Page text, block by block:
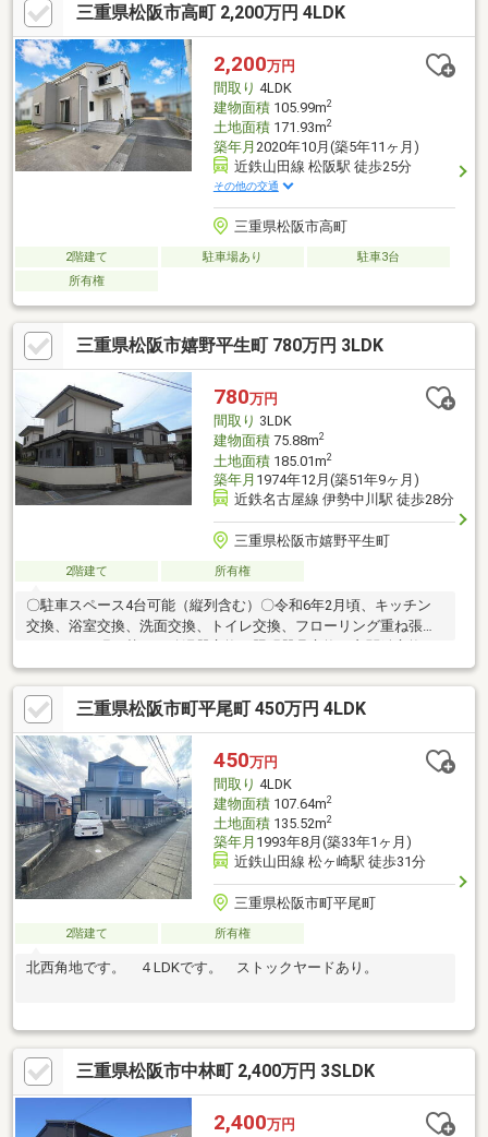
三重県松阪市高町 2,200万円 4LDK
2,200万円
間取り 4LDK
建物面積105.99m2
土地面積171.93m2
築年月 2020年10月(築5年11ヶ月)
近鉄山田線 松阪駅 徒歩25分
その他の交通
三重県松阪市高町
2階建て 駐車場あり
駐車3台
所有権
三重県松阪市嬉野平生町 780万円 3LDK
780万円
間取り 3LDK
建物面積75.88m2
土地面積185.01m2
築年月 1974年12月(築51年9ヶ月)
近鉄名古屋線 伊勢中川駅 徒歩28分
三重県松阪市嬉野平生町
2階建て 所有権
〇駐車スペース4台可能（縦列含む）〇令和6年2月頃、キッチン
交換、浴室交換、洗面交換、トイレ交換、フローリング重ね張
防蟻工事
三重県松阪市町平尾町 450万円 4LDK
450万円
間取り 4LDK
建物面積107.64m2
土地面積135.52m2
築年月 1993年8月(築33年1ヶ月)
近鉄山田線 松ヶ崎駅 徒歩31分
三重県松阪市町平尾町
2階建て 所有権
北西角地です。 ４LDKです。 ストックヤードあり。
三重県松阪市中林町 2,400万円 3SLDK
2,400万円